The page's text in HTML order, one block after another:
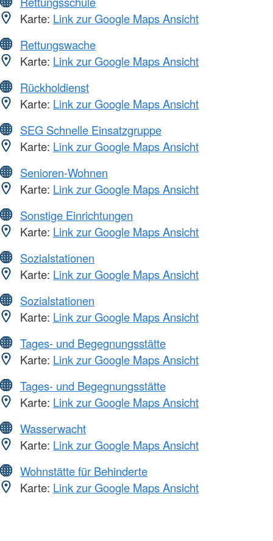
Karte: Link zur Google Maps Ansicht
Rettungswache
Karte: Link zur Google Maps Ansicht
Rückholdienst
Karte: Link zur Google Maps Ansicht
SEG Schnelle Einsatzgruppe
Karte: Link zur Google Maps Ansicht
Senioren-Wohnen
Karte: Link zur Google Maps Ansicht
Sonstige Einrichtungen
Karte: Link zur Google Maps Ansicht
Sozialstationen
Karte: Link zur Google Maps Ansicht
Sozialstationen
Karte: Link zur Google Maps Ansicht
Tages- und Begegnungsstätte
Karte: Link zur Google Maps Ansicht
Tages- und Begegnungsstätte
Karte: Link zur Google Maps Ansicht
Wasserwacht
Karte: Link zur Google Maps Ansicht
Wohnstätte für Behinderte
Karte: Link zur Google Maps Ansicht